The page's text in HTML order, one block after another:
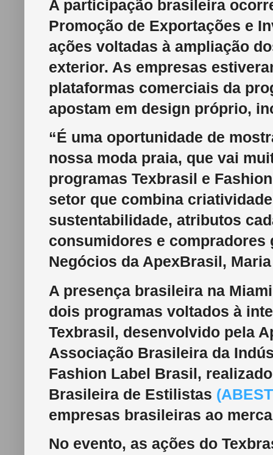
A participação brasileira
Promoção de Exportações e
ações voltadas à ampliação
exterior. As empresas
plataformas comerciais da
apostam em design próprio,
“É uma oportunidade de
nossa moda praia, que vai
programas Texbrasil e
setor que combina
sustentabilidade, atributos
consumidores e compradores
Negócios da ApexBrasil,
A presença brasileira na
dois programas voltados à
Texbrasil, desenvolvido pela
Associação Brasileira da
Fashion Label Brasil,
Brasileira de Estilistas
empresas brasileiras ao
No evento, as ações do